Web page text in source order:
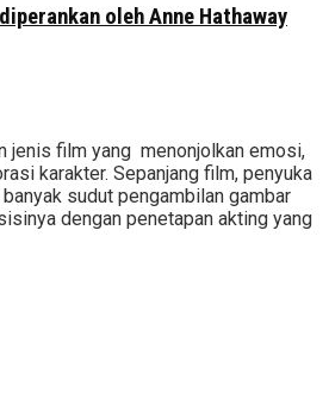
oleh Anne Hathaway
jenis film yang menonjolkan emosi,
karakter. Sepanjang film, penyuka
sudut pengambilan gambar
dengan penetapan akting yang